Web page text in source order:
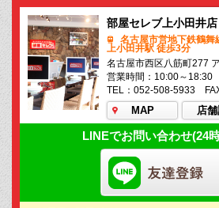
部屋セレブ上小田井店
名古屋市営地下鉄鶴舞
上小田井駅 徒歩3分
名古屋市西区八筋町277
営業時間：10:00～18:30
TEL：052-508-5933
MAP 店
LINEでお問い合わせ(24